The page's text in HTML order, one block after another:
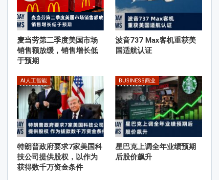
麦当劳第二季度美国市场
销售额放缓，销售增长低
于预期
波音737 Max客机重获美
国适航认证
AI人工智能
特朗普政府要求7家美国科
技公司提供股权，以作为
获得数千万资金条件
BUSINESS商业
星巴克上调全年业绩预期
后股价飙升